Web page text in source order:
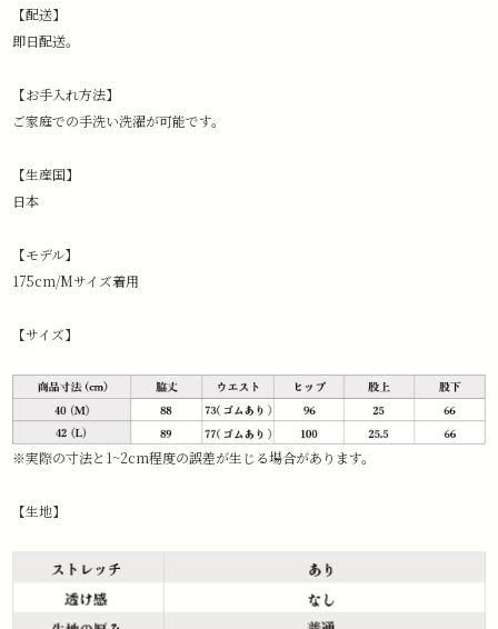
【配送】
即日配送。
【お手入れ方法】
ご家庭での手洗い洗濯が可能です。
【生産国】
日本
【モデル】
175cm/Mサイズ着用
【サイズ】
※実際の寸法と1~2cm程度の誤差が生じる場合があります。
【生地】